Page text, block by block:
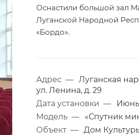
Оснастили большой зал
Луганской Народной
«Бордо».
Адрес — Луганская
ул. Ленина, д. 29
Дата установки —
Модель —
«Спутник
Объект — Дом